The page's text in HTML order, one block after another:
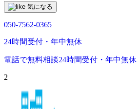
気になる
050-7562-0365
24時間受付・年中無休
電話で無料相談24時間受付・年中無休
2